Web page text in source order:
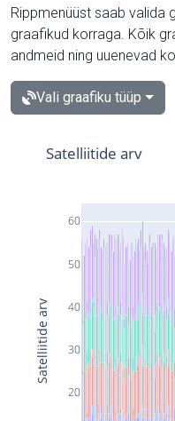
Rippmenüüst saab valida
graafikud korraga. Kõik
andmeid ning uuenevad
Vali graafiku tüüp
20
30
40
50
60
Satelliitide arv
Satelliitide arv